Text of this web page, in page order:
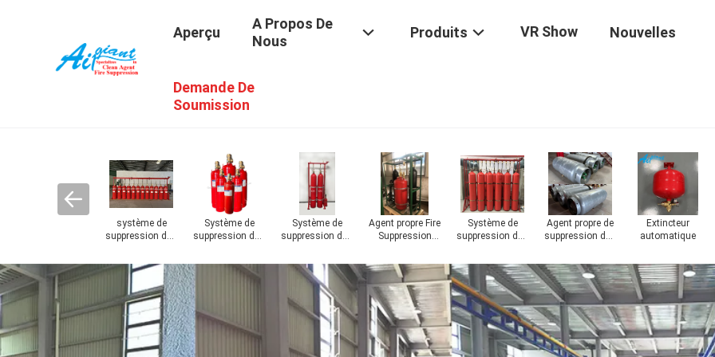
Aperçu
A Propos De
Nous
Produits VR Show Nouvelles
Demande De
Soumission
Cylindres de
CO2
Accessoires
d'extincteur
Système
d'extinction des
cuisine